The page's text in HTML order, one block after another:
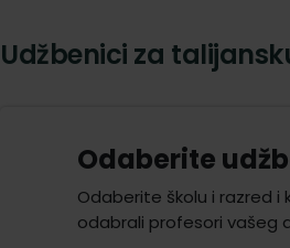
Udžbenici za
Odaberite
Odaberite školu i razred i
odabrali profesori vašeg